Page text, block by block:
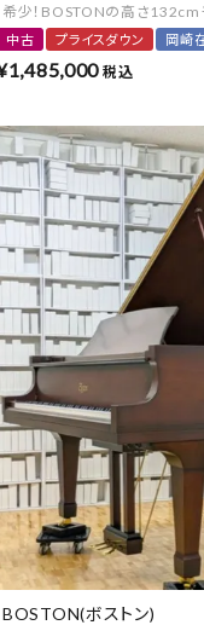
♪
希少！BOSTONの高さ132cm
中古 プライスダウン 岡崎
1,485,000 税込
BOSTON(ボストン)